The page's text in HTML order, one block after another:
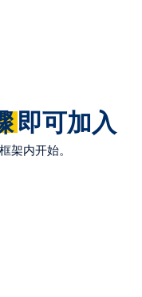
即可加入
架内开始。